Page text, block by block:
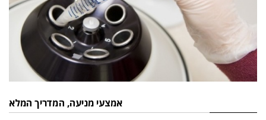
אמצעי מניעה, המדריך המלא